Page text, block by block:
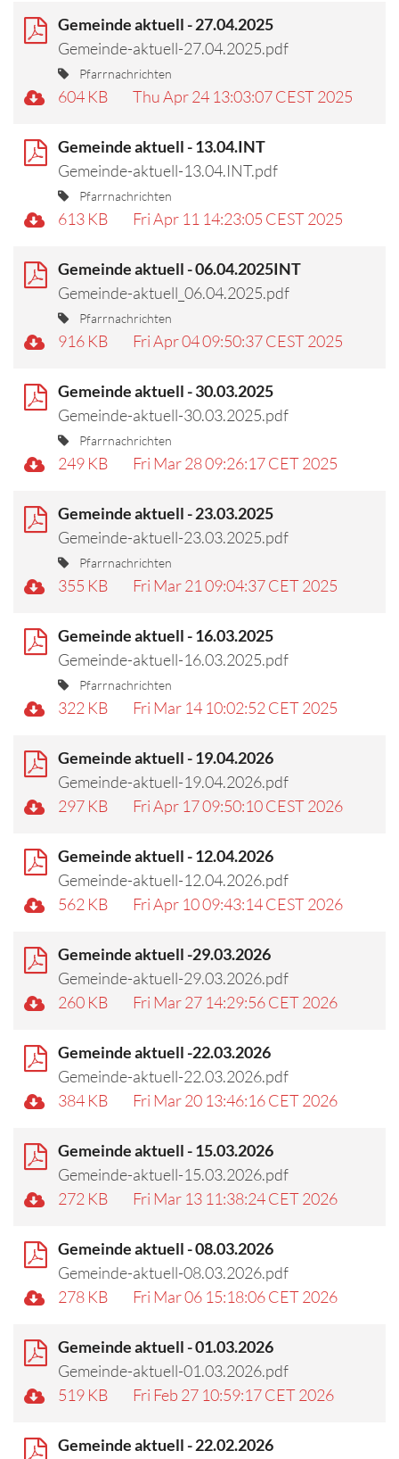
Gemeinde aktuell - 27.04.2025
Gemeinde-aktuell-27.04.2025.pdf
Pfarrnachrichten
604 KB Thu Apr 24 13:03:07 CEST 2025
Gemeinde aktuell - 13.04.INT
Gemeinde-aktuell-13.04.INT.pdf
Pfarrnachrichten
613 KB Fri Apr 11 14:23:05 CEST 2025
Gemeinde aktuell - 06.04.2025INT
Gemeinde-aktuell_06.04.2025.pdf
Pfarrnachrichten
916 KB Fri Apr 04 09:50:37 CEST 2025
Gemeinde aktuell - 30.03.2025
Gemeinde-aktuell-30.03.2025.pdf
Pfarrnachrichten
249 KB Fri Mar 28 09:26:17 CET 2025
Gemeinde aktuell - 23.03.2025
Gemeinde-aktuell-23.03.2025.pdf
Pfarrnachrichten
355 KB Fri Mar 21 09:04:37 CET 2025
Gemeinde aktuell - 16.03.2025
Gemeinde-aktuell-16.03.2025.pdf
Pfarrnachrichten
322 KB Fri Mar 14 10:02:52 CET 2025
Gemeinde aktuell - 19.04.2026
Gemeinde-aktuell-19.04.2026.pdf
297 KB
Fri Apr 17 09:50:10 CEST 2026
Gemeinde aktuell - 12.04.2026
Gemeinde-aktuell-12.04.2026.pdf
562 KB
Fri Apr 10 09:43:14 CEST 2026
Gemeinde aktuell -29.03.2026
Gemeinde-aktuell-29.03.2026.pdf
260 KB
Fri Mar 27 14:29:56 CET 2026
Gemeinde aktuell -22.03.2026
Gemeinde-aktuell-22.03.2026.pdf
384 KB
Fri Mar 20 13:46:16 CET 2026
Gemeinde aktuell - 15.03.2026
Gemeinde-aktuell-15.03.2026.pdf
272 KB
Fri Mar 13 11:38:24 CET 2026
Gemeinde aktuell - 08.03.2026
Gemeinde-aktuell-08.03.2026.pdf
278 KB
Fri Mar 06 15:18:06 CET 2026
Gemeinde aktuell - 01.03.2026
Gemeinde-aktuell-01.03.2026.pdf
519 KB
Fri Feb 27 10:59:17 CET 2026
Gemeinde aktuell - 22.02.2026